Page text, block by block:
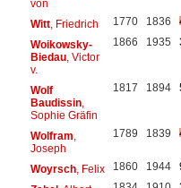
von
Witt, Friedrich 1770 1836
Woikowsky-
Biedau, Victor
v.
1866 1935
Wolf
Baudissin,
Sophie Gräfin
1817 1894
Wolfram
Joseph
1789 1839
Woyrsch, Felix 1860 1944